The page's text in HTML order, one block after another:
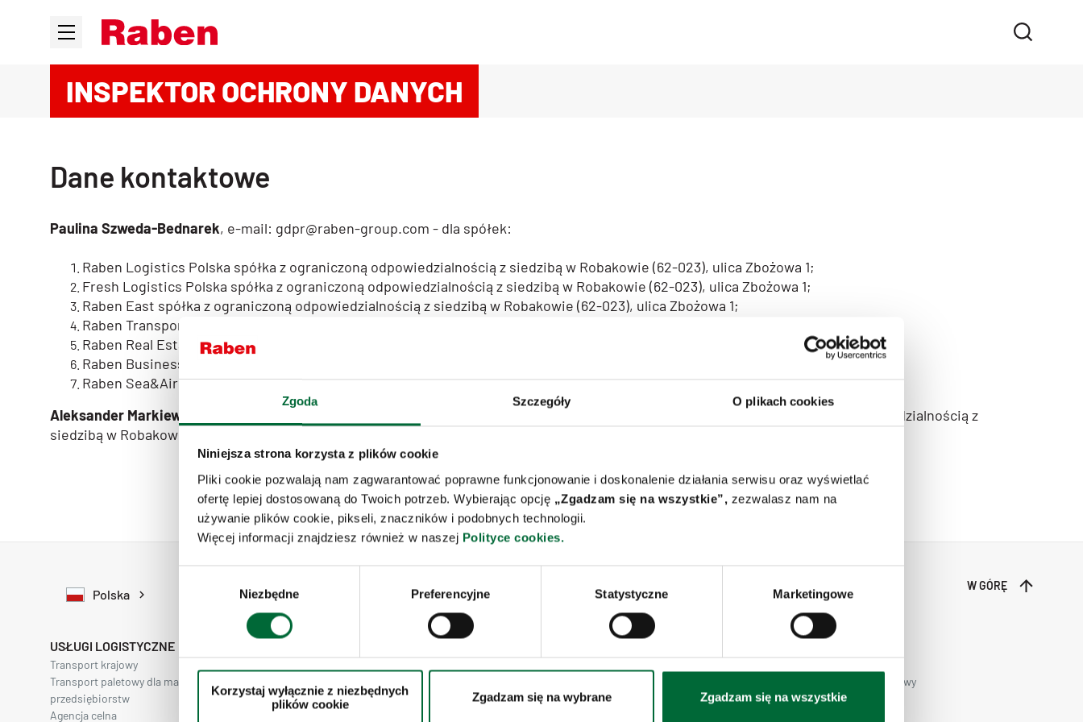
Zgoda Szczegóły O plikach cookies
Niniejsza strona korzysta z plików cookie
Pliki cookie pozwalają nam zagwarantować poprawne funkcjonowanie i doskonalenie działania serwisu oraz wyświetlać
ofertę lepiej dostosowaną do Twoich potrzeb. Wybierając opcję „Zgadzam się na wszystkie”, zezwalasz nam na
używanie plików cookie, pikseli, znaczników i podobnych technologii.
Więcej informacji znajdziesz również w naszej Polityce cookies.
Niezbędne Preferencyjne Statystyczne Marketingowe
Korzystaj wyłącznie z niezbędnych
plików cookie
Zgadzam się na wybrane Zgadzam się na wszystkie
INSPEKTOR OCHRONY DANYCH
Dane kontaktowe
Paulina Szweda-Bednarek, e-mail: gdpr@raben-group.com - dla spółek:
Raben Logistics Polska spółka z ograniczoną odpowiedzialnością z siedzibą w Robakowie (62-023), ulica Zbożowa 1;
Fresh Logistics Polska spółka z ograniczoną odpowiedzialnością z siedzibą w Robakowie (62-023), ulica Zbożowa 1;
Raben East spółka z ograniczoną odpowiedzialnością z siedzibą w Robakowie (62-023), ulica Zbożowa 1;
Raben Transport spółka z ograniczoną odpowiedzialnością z siedzibą w Gądkach (62-023), ulica Poznańska 71;
Raben Real Estate spółka z ograniczoną odpowiedzialnością z siedzibą w Robakowie (62-023), ulica Zbożowa 1;
Raben Business Services spółka z ograniczoną odpowiedzialnością z siedzibą w Robakowie (62-023), ulica Zbożowa 1;
Raben Sea&Air S.E. z siedzibą w Robakowie (62-023), ulica Zbożowa 1;
Aleksander Markiewicz
, e-mail: rms.rodo@raben-group.com - dla spółki Raben Management Services spółka z ograniczoną odpowiedzialnością z
siedzibą w Robakowie (62-023), ulica Zbożowa 1.
Polska
W GÓRĘ
USŁUGI LOGISTYCZNE
Transport krajowy
Transport paletowy dla małych i średnich
przedsiębiorstw
Transport chłodniczy międzynarodowy
Agencja celna